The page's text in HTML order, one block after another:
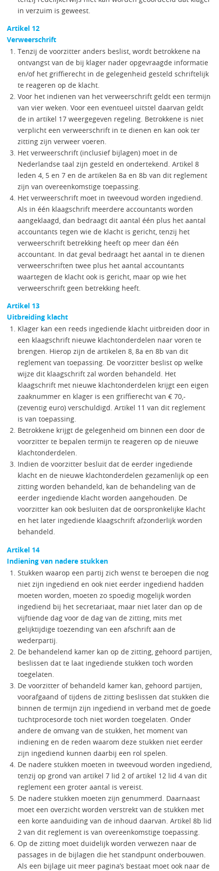
in verzuim is geweest.
Artikel 12
Verweerschrift
Tenzij de voorzitter anders beslist, wordt betrokkene na
ontvangst van de bij klager nader opgevraagde informatie
en/of het griffierecht in de gelegenheid gesteld schriftelijk
te reageren op de klacht.
Voor het indienen van het verweerschrift geldt een termijn
van vier weken. Voor een eventueel uitstel daarvan geldt
de in artikel 17 weergegeven regeling. Betrokkene is niet
verplicht een verweerschrift in te dienen en kan ook ter
zitting zijn verweer voeren.
Het verweerschrift (inclusief bijlagen) moet in de
Nederlandse taal zijn gesteld en ondertekend. Artikel 8
leden 4, 5 en 7 en de artikelen 8a en 8b van dit reglement
zijn van overeenkomstige toepassing.
Het verweerschrift moet in tweevoud worden ingediend.
Als in één klaagschrift meerdere accountants worden
aangeklaagd, dan bedraagt dit aantal één plus het aantal
accountants tegen wie de klacht is gericht, tenzij het
verweerschrift betrekking heeft op meer dan één
accountant. In dat geval bedraagt het aantal in te dienen
verweerschriften twee plus het aantal accountants
waartegen de klacht ook is gericht, maar op wie het
verweerschrift geen betrekking heeft.
Artikel 13
Uitbreiding klacht
Klager kan een reeds ingediende klacht uitbreiden door in
een klaagschrift nieuwe klachtonderdelen naar voren te
brengen. Hierop zijn de artikelen 8, 8a en 8b van dit
reglement van toepassing. De voorzitter beslist op welke
wijze dit klaagschrift zal worden behandeld. Het
klaagschrift met nieuwe klachtonderdelen krijgt een eigen
zaaknummer en klager is een griffierecht van € 70,-
(zeventig euro) verschuldigd. Artikel 11 van dit reglement
is van toepassing.
Betrokkene krijgt de gelegenheid om binnen een door de
voorzitter te bepalen termijn te reageren op de nieuwe
klachtonderdelen.
Indien de voorzitter besluit dat de eerder ingediende
klacht en de nieuwe klachtonderdelen gezamenlijk op een
zitting worden behandeld, kan de behandeling van de
eerder ingediende klacht worden aangehouden. De
voorzitter kan ook besluiten dat de oorspronkelijke klacht
en het later ingediende klaagschrift afzonderlijk worden
behandeld.
Artikel 14
Indiening van nadere stukken
Stukken waarop een partij zich wenst te beroepen die nog
niet zijn ingediend en ook niet eerder ingediend hadden
moeten worden, moeten zo spoedig mogelijk worden
ingediend bij het secretariaat, maar niet later dan op de
vijftiende dag voor de dag van de zitting, mits met
gelijktijdige toezending van een afschrift aan de
wederpartij.
De behandelend kamer kan op de zitting, gehoord partijen,
beslissen dat te laat ingediende stukken toch worden
toegelaten.
De voorzitter of behandeld kamer kan, gehoord partijen,
voorafgaand of tijdens de zitting beslissen dat stukken die
binnen de termijn zijn ingediend in verband met de goede
tuchtprocesorde toch niet worden toegelaten. Onder
andere de omvang van de stukken, het moment van
indiening en de reden waarom deze stukken niet eerder
zijn ingediend kunnen daarbij een rol spelen.
De nadere stukken moeten in tweevoud worden ingediend,
tenzij op grond van artikel 7 lid 2 of artikel 12 lid 4 van dit
reglement een groter aantal is vereist.
De nadere stukken moeten zijn genummerd. Daarnaast
moet een overzicht worden verstrekt van de stukken met
een korte aanduiding van de inhoud daarvan. Artikel 8b lid
2 van dit reglement is van overeenkomstige toepassing.
Op de zitting moet duidelijk worden verwezen naar de
passages in de bijlagen die het standpunt onderbouwen.
Als een bijlage uit meer pagina’s bestaat moet ook naar de